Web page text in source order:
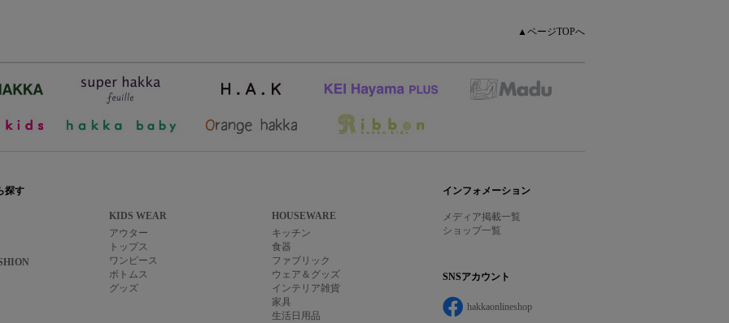
▲ページTOPへ
探す
KIDS WEAR
アウター
トップス
ワンピース
ボトムス
グッズ
HOUSEWARE
キッチン
食器
ファブリック
ウェア＆グッズ
インテリア雑貨
家具
生活日用品
インフォメーション
メディア掲載一覧
ショップ一覧
SNSアカウント
hakkaonlineshop